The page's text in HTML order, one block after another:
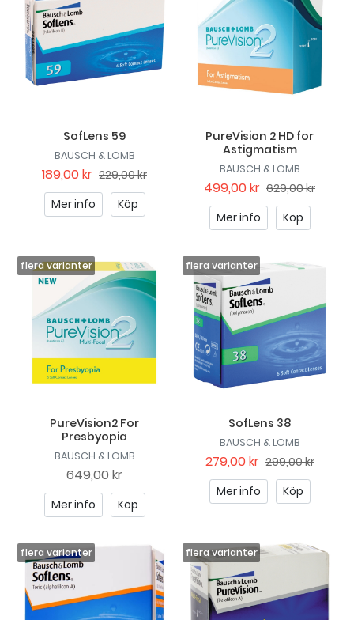
SofLens 59
BAUSCH & LOMB
189,00 kr 229,00 kr
Mer info
Köp
PureVision 2 HD for
Astigmatism
BAUSCH & LOMB
499,00 kr 629,00 kr
Mer info
Köp
PureVision2 For
Presbyopia
BAUSCH & LOMB
649,00 kr
Mer info Köp
SofLens 38
BAUSCH & LOMB
279,00 kr 299,00 kr
Mer info
Köp